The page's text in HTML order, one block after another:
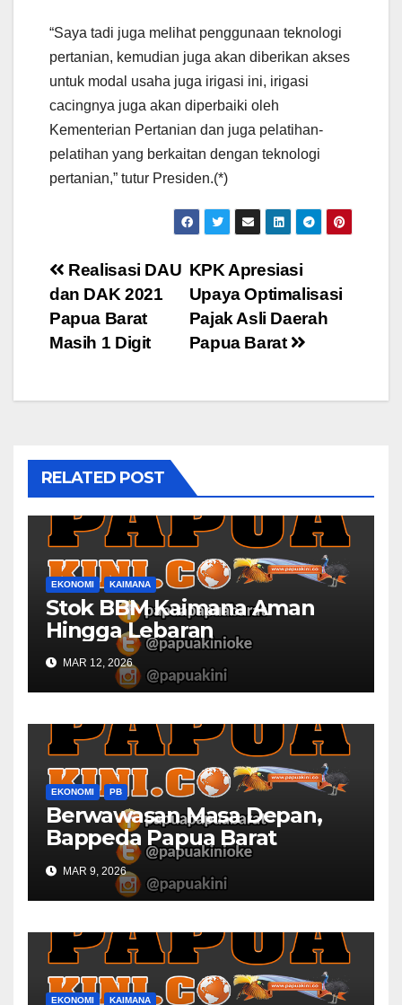
“Saya tadi juga melihat penggunaan teknologi
pertanian, kemudian juga akan diberikan akses
untuk modal usaha juga irigasi ini, irigasi
cacingnya juga akan diperbaiki oleh
Kementerian Pertanian dan juga pelatihan-
pelatihan yang berkaitan dengan teknologi
pertanian,” tutur Presiden.(*)
Post
navigation
KPK Apresiasi
Upaya Optimalisasi
Pajak Asli Daerah
Papua Barat
Realisasi DAU
dan DAK 2021
Papua Barat
Masih 1 Digit
RELATED POST
EKONOMI KAIMANA
Stok BBM Kaimana Aman
Hingga Lebaran
MAR 12, 2026
EKONOMI PB
Berwawasan Masa Depan,
Bappeda Papua Barat
Konsultasi Publik RKPD 2027
MAR 9, 2026
EKONOMI KAIMANA